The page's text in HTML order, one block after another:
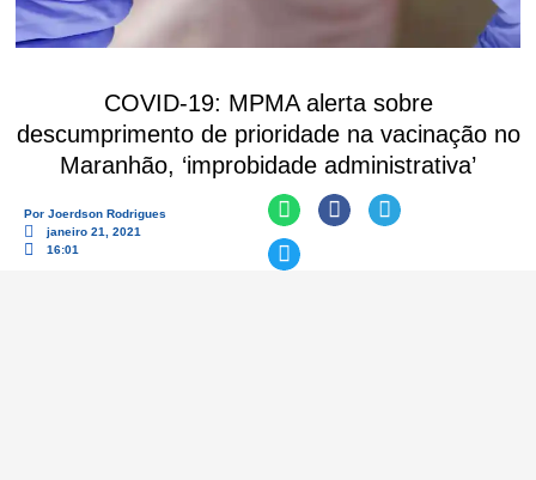
COVID-19: MPMA alerta sobre
descumprimento de prioridade na vacinação no
Maranhão, ‘improbidade administrativa’
Por Joerdson Rodrigues
janeiro 21, 2021
16:01